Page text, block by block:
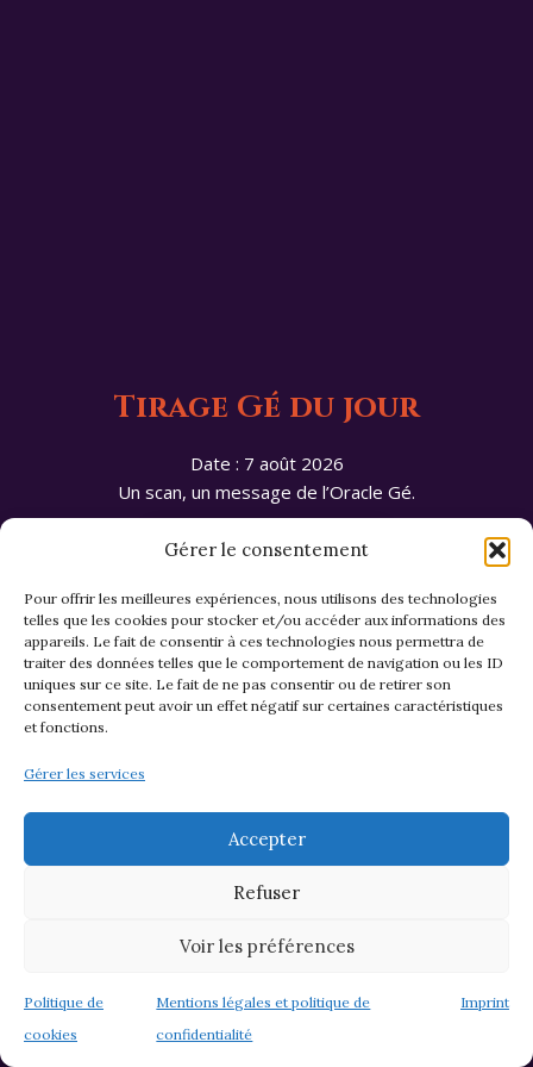
Gérer le consentement
Pour offrir les meilleures expériences, nous utilisons des technologies
telles que les cookies pour stocker et/ou accéder aux informations des
appareils. Le fait de consentir à ces technologies nous permettra de
traiter des données telles que le comportement de navigation ou les ID
uniques sur ce site. Le fait de ne pas consentir ou de retirer son
consentement peut avoir un effet négatif sur certaines caractéristiques
et fonctions.
Gérer les services
Accepter
Refuser
Voir les préférences
Politique de
cookies
Mentions légales et politique de
confidentialité
Imprint
Tirage Gé du jour
Date : 7 août 2026
Un scan, un message de l’Oracle Gé.
🎁 Révéler la carte du jour
Visitez le site : Médiumnité & Magnétisme